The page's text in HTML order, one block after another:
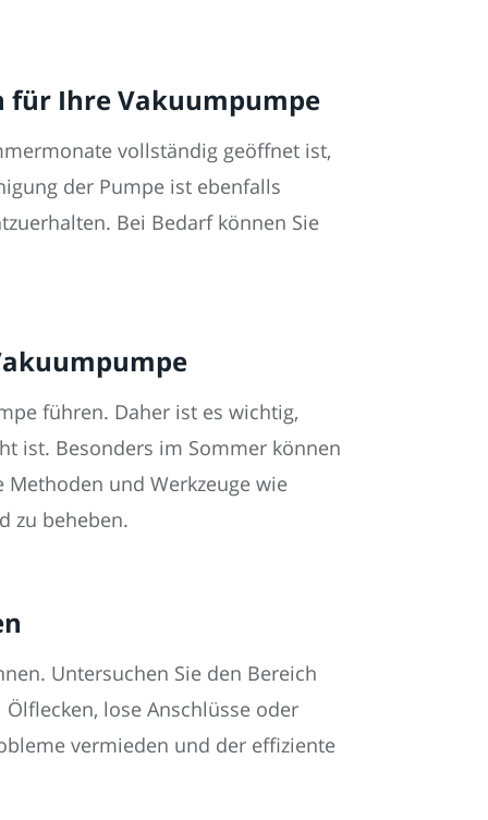
für Ihre Vakuumpumpe
vollständig geöffnet ist,
der Pumpe ist ebenfalls
Bei Bedarf können Sie
führen. Daher ist es wichtig,
ist. Besonders im Sommer können
und Werkzeuge wie
zu beheben.
Untersuchen Sie den Bereich
lose Anschlüsse oder
vermieden und der effiziente